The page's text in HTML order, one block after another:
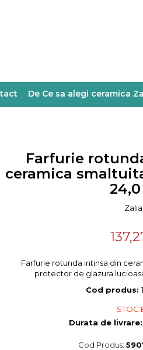
De Ce sa alegi ceramica
Farfurie
ceramica
Farfurie rotunda intinsa din
protector de glazura
Cod produs:
STOC
Durata de livrare:
Cod Produs: